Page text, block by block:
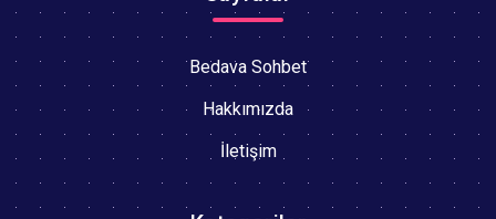
Bedava Sohbet
Hakkımızda
İletişim